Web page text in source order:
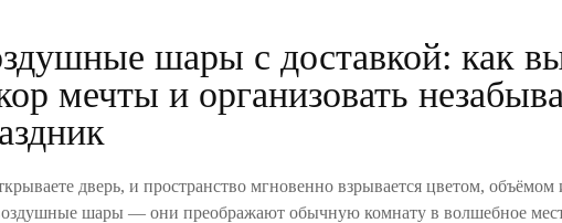
шары с доставкой: как
мечты и организовать
дверь, и пространство мгновенно взрывается цветом, объёмом
шары — они преображают обычную комнату в волшебное